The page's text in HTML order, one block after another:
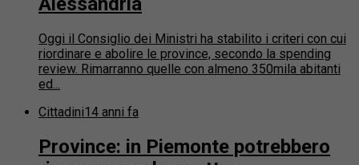
Oggi il Consiglio dei Ministri ha stabilito i criteri con cui
riordinare e abolire le province, secondo la spending
review. Rimarranno quelle con almeno 350mila abitanti
ed...
Cittadini14 anni fa
Province: in Piemonte potrebbero